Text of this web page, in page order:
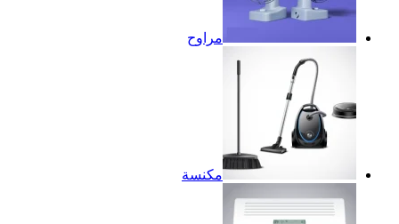
مراوح
مكنسة